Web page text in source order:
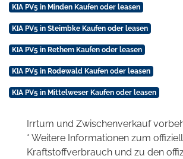
KIA PV5 in Minden Kaufen oder leasen
KIA PV5 in Steimbke Kaufen oder leasen
KIA PV5 in Rethem Kaufen oder leasen
KIA PV5 in Rodewald Kaufen oder leasen
KIA PV5 in Mittelweser Kaufen oder leasen
Irrtum und Zwischenverkauf
* Weitere Informationen zum
Kraftstoffverbrauch und zu den